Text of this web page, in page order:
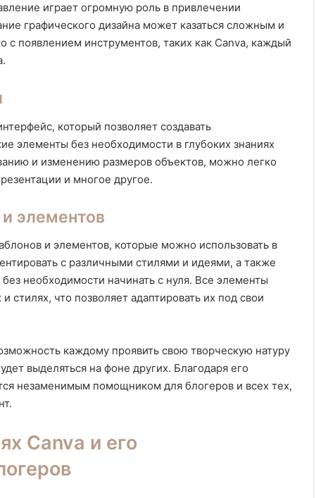
играет огромную роль в привлечении
графического дизайна может казаться сложным и
появлением инструментов, таких как Canva, каждый
который позволяет создавать
элементы без необходимости в глубоких знаниях
и изменению размеров объектов, можно легко
и многое другое.
элементов
и элементов, которые можно использовать в
с различными стилями и идеями, а также
необходимости начинать с нуля. Все элементы
стилях, что позволяет адаптировать их под свои
каждому проявить свою творческую натуру
выделяться на фоне других. Благодаря его
незаменимым помощником для блогеров и всех тех,
Canva и его